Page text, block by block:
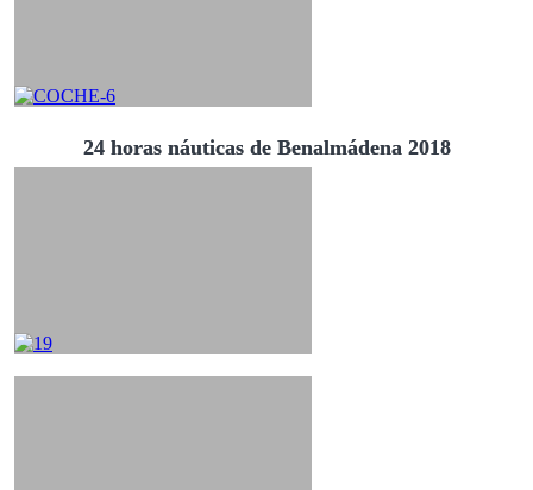
24 horas náuticas de Benalmádena 2018